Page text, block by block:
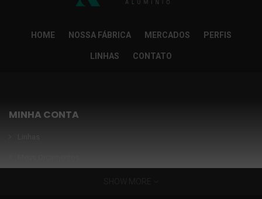
HOME NOSSA FÁBRICA MERCADOS PERFIS
LINHAS CONTATO
MINHA CONTA